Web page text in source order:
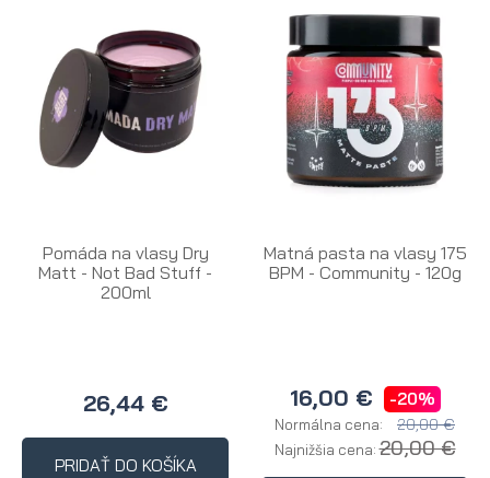
Pomáda na vlasy Dry
Matt - Not Bad Stuff -
200ml
26,44 €
PRIDAŤ DO KOŠÍKA
Matná pasta na vlasy 175
BPM - Community - 120g
16,00 € -20%
Normálna cena: 20,00 €
Najnižšia cena:20,00 €